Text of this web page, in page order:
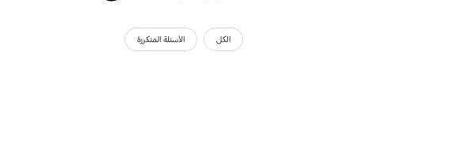
الكل الأسئلة المتكررة